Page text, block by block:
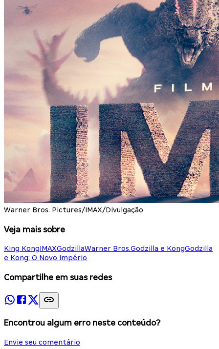
Warner Bros. Pictures/IMAX/Divulgação
Veja mais sobre
King KongIMAXGodzillaWarner Bros.Godzilla e KongGodzilla
e Kong: O Novo Império
Compartilhe em suas redes
Encontrou algum erro neste conteúdo?
Envie seu comentário